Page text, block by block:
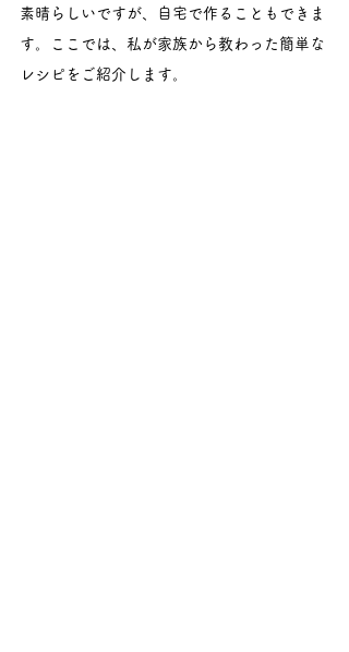
素晴らしいですが、自宅で作ることもできま
す。ここでは、私が家族から教わった簡単な
レシピをご紹介します。